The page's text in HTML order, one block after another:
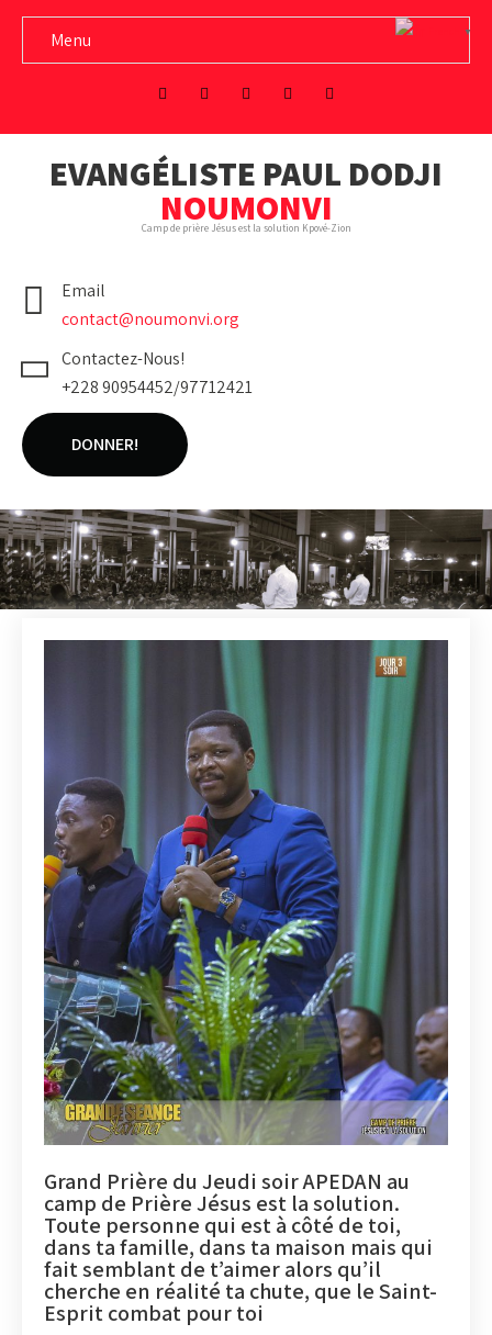
Menu
EVANGÉLISTE PAUL DODJI
NOUMONVI
Camp de prière Jésus est la solution Kpové-Zion
Email
contact@noumonvi.org
Contactez-Nous!
+228 90954452/97712421
DONNER!
Grand Prière du Jeudi soir APEDAN au
camp de Prière Jésus est la solution.
Toute personne qui est à côté de toi,
dans ta famille, dans ta maison mais qui
fait semblant de t’aimer alors qu’il
cherche en réalité ta chute, que le Saint-
Esprit combat pour toi
▼